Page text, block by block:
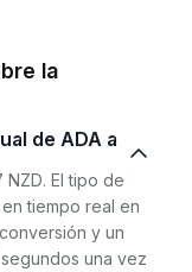
la
NZD. El tipo de
tiempo real en
y un
una vez